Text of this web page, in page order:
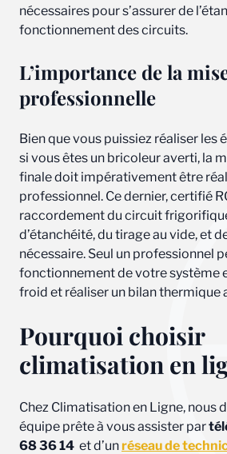
nécessaires pour s’assurer de
fonctionnement des circuits.
L’importance de la
professionnelle
Bien que vous puissiez réaliser les
si vous êtes un bricoleur averti, la
finale doit impérativement être
professionnel. Ce dernier, certifié
raccordement du circuit
d’étanchéité, du tirage au vide, et
nécessaire. Seul un professionnel
fonctionnement de votre système
froid et réaliser un bilan thermique
Pourquoi choisir
climatisation en
Chez Climatisation en Ligne, nous
équipe prête à vous assister par
68 36 14 et d’unréseau de